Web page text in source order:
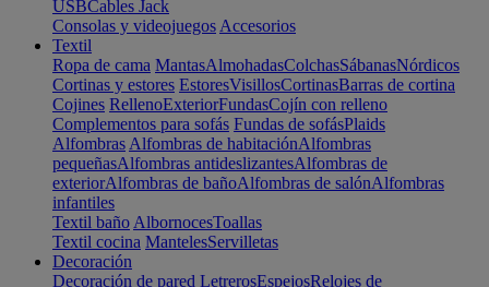
USBCables Jack
Consolas y videojuegos Accesorios
Textil
Ropa de cama MantasAlmohadasColchasSábanasNórdicos
Cortinas y estores EstoresVisillosCortinasBarras de cortina
Cojines RellenoExteriorFundasCojín con relleno
Complementos para sofás Fundas de sofásPlaids
Alfombras Alfombras de habitaciónAlfombras
pequeñasAlfombras antideslizantesAlfombras de
exteriorAlfombras de bañoAlfombras de salónAlfombras
infantiles
Textil baño AlbornocesToallas
Textil cocina MantelesServilletas
Decoración
Decoración de pared LetrerosEspejosRelojes de